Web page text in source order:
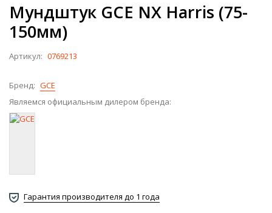
Мундштук GCE NX Harris (75-
150мм)
Артикул: 0769213
Бренд: GCE
Являемся официальным дилером бренда:
Гарантия производителя до 1 года